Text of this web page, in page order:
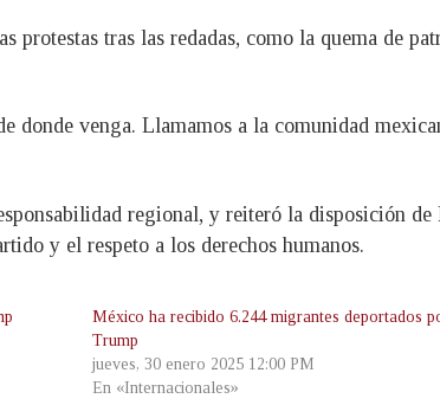
protestas tras las redadas, como la quema de
donde venga. Llamamos a la comunidad
regional, y reiteró la disposición
y el respeto a los derechos humanos.
México ha recibido 6.244 migrantes deportados
Trump
jueves, 30 enero 2025 12:00 PM
En «Internacionales»